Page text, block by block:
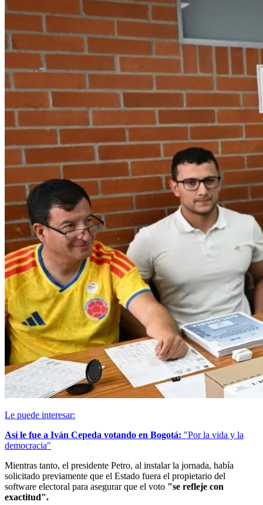
Le puede interesar:
Así le fue a Iván Cepeda votando en Bogotá: "Por la vida y la
democracia"
Mientras tanto, el presidente Petro, al instalar la jornada, había
solicitado previamente que el Estado fuera el propietario del
software electoral para asegurar que el voto "se refleje con
exactitud".